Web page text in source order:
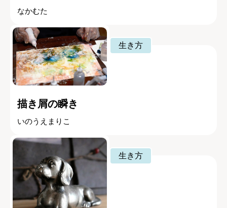
なかむた
生き方
描き屑の瞬き
いのうえまりこ
生き方